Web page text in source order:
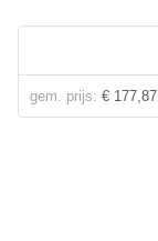
gem. prijs: € 177,87